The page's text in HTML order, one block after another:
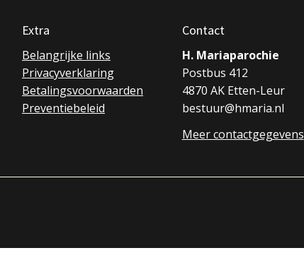
Extra
Belangrijke links
Privacyverklaring
Betalingsvoorwaarden
Preventiebeleid
Contact
H. Mariaparochie
Postbus 412
4870 AK Etten-Leur
bestuur@hmaria.nl
Meer contactgegevens